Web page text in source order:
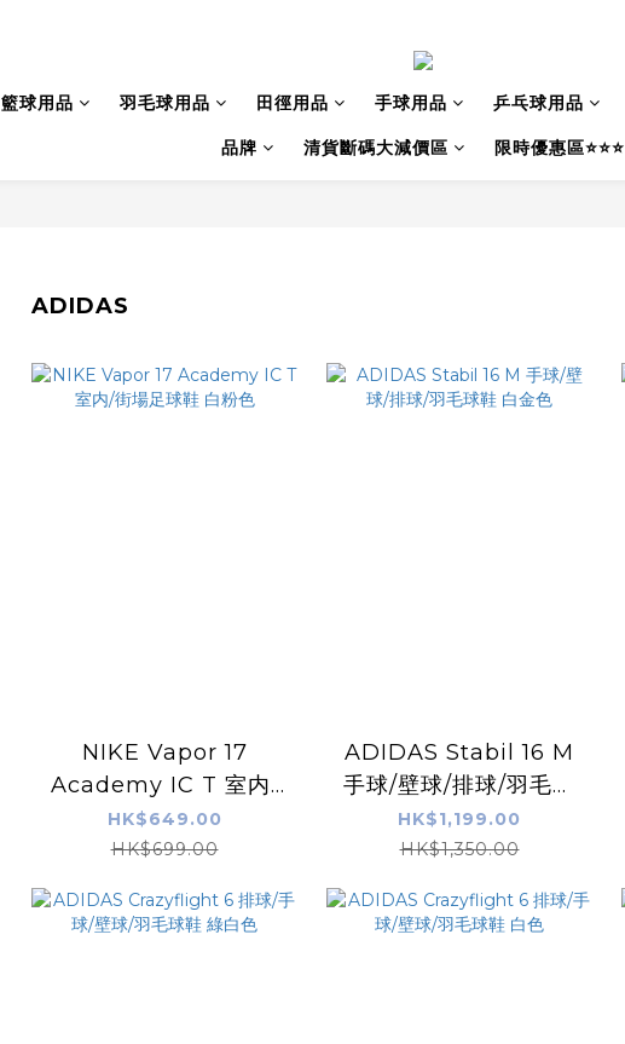
籃球用品 羽毛球用品 田徑用品 手球用品 乒乓球用品
品牌 清貨斷碼大減價區 限時優惠區⭐⭐⭐
ADIDAS
NIKE Vapor 17
Academy IC T 室内/
街場足球鞋 白粉色
HK$649.00
HK$699.00
ADIDAS Stabil 16 M
手球/壁球/排球/羽毛球
鞋 白金色
HK$1,199.00
HK$1,350.00